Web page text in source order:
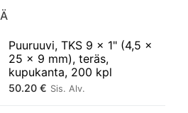
Puuruuvi, TKS 9 × 1" (4,5 ×
25 × 9 mm), teräs,
kupukanta, 200 kpl
50.20 € Sis. Alv.